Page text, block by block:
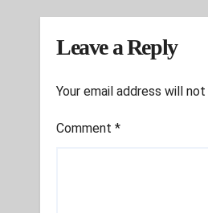
Leave a Reply
Your email address will
Comment *